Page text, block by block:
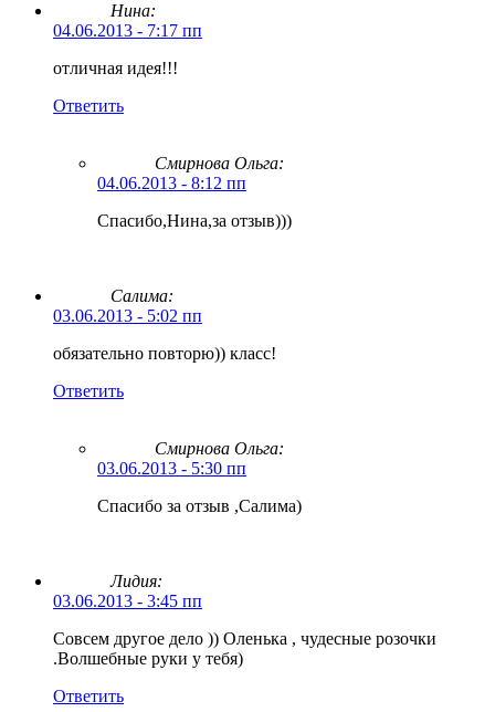
Нина:
04.06.2013 - 7:17 пп
отличная идея!!!
Ответить
Смирнова Ольга:
04.06.2013 - 8:12 пп
Спасибо,Нина,за отзыв)))
Салима:
03.06.2013 - 5:02 пп
обязательно повторю)) класс!
Ответить
Смирнова Ольга:
03.06.2013 - 5:30 пп
Спасибо за отзыв ,Салима)
Лидия:
03.06.2013 - 3:45 пп
Совсем другое дело )) Оленька , чудесные розочки
.Волшебные руки у тебя)
Ответить